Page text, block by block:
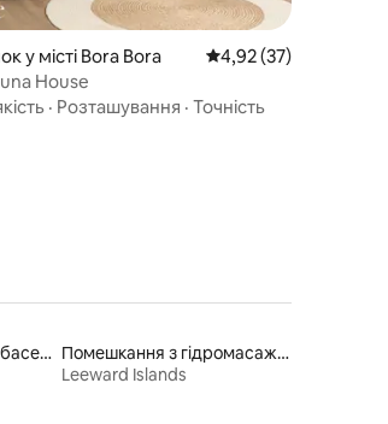
з 5, відгуки: 80
у місті Bora Bora Середня оцінка: 4,92
4,92 (37)
House
· Розташування · Точність
Оренда помешкань із басейном
Помешкання з гідромасажною ванною
Leeward Islands